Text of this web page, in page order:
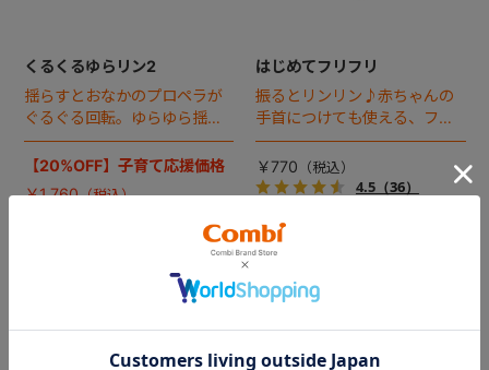
くるくるゆらリン2
揺らすとおなかのプロペラが
ぐるぐる回転。ゆらゆら揺ら
して楽しい、奏でるローリ
ー。
【20%OFF】子育て応援価格
￥1,760
はじめてフリフリ
振るとリンリン♪赤ちゃんの
手首につけても使える、ファ
ーストカラーの布製ラトル。
手洗いができます。
￥770
4.5（36）